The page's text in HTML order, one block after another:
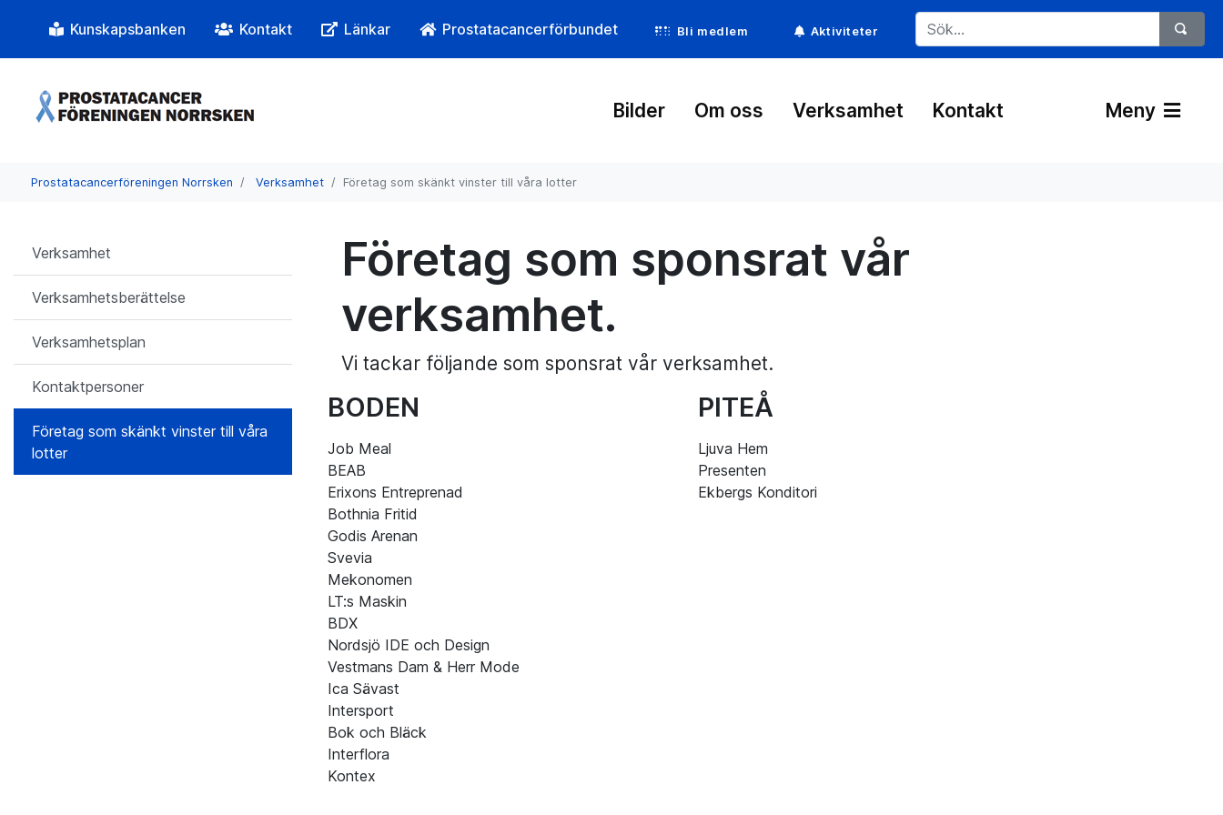
Kunskapsbanken Kontakt Länkar Prostatacancerförbundet Bli medlem Aktiviteter
Bilder Om oss Verksamhet Kontakt Meny
Prostatacancerföreningen Norrsken Verksamhet Företag som skänkt vinster till våra lotter
Verksamhet
Verksamhetsberättelse
Verksamhetsplan
Kontaktpersoner
Företag som skänkt vinster till våra
lotter
Företag som sponsrat vår
verksamhet.
Vi tackar följande som sponsrat vår verksamhet.
BODEN
Job Meal
BEAB
Erixons Entreprenad
Bothnia Fritid
Godis Arenan
Svevia
Mekonomen
LT:s Maskin
BDX
Nordsjö IDE och Design
Vestmans Dam & Herr Mode
Ica Sävast
Intersport
Bok och Bläck
Interflora
Kontex
PITEÅ
Ljuva Hem
Presenten
Ekbergs Konditori